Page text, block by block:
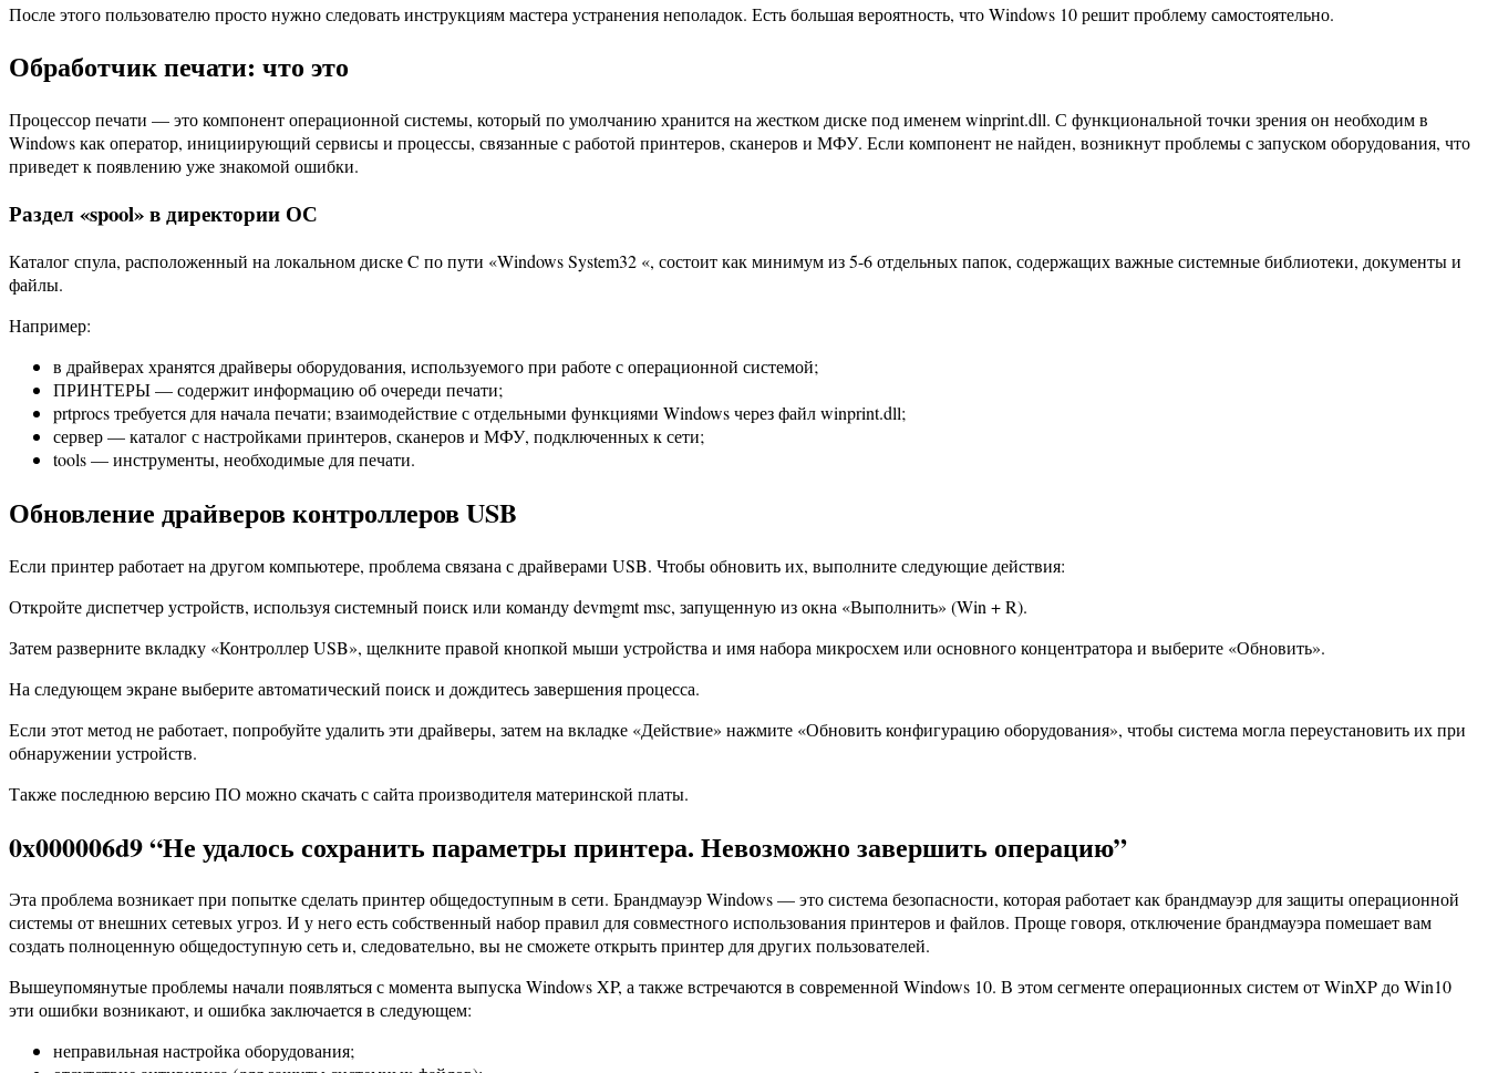
После этого пользователю просто нужно следовать инструкциям мастера устранения неполадок. Есть большая вероятность, что Windows 10 решит проблему самостоятельно.
Обработчик печати: что это
Процессор печати — это компонент операционной системы, который по умолчанию хранится на жестком диске под именем winprint.dll. С функциональной точки зрения он необходим в
Windows как оператор, инициирующий сервисы и процессы, связанные с работой принтеров, сканеров и МФУ. Если компонент не найден, возникнут проблемы с запуском оборудования, что
приведет к появлению уже знакомой ошибки.
Раздел «spool» в директории ОС
Каталог спула, расположенный на локальном диске C по пути «Windows System32 «, состоит как минимум из 5-6 отдельных папок, содержащих важные системные библиотеки, документы и
файлы.
Например:
в драйверах хранятся драйверы оборудования, используемого при работе с операционной системой;
ПРИНТЕРЫ — содержит информацию об очереди печати;
prtprocs требуется для начала печати; взаимодействие с отдельными функциями Windows через файл winprint.dll;
сервер — каталог с настройками принтеров, сканеров и МФУ, подключенных к сети;
tools — инструменты, необходимые для печати.
Обновление драйверов контроллеров USB
Если принтер работает на другом компьютере, проблема связана с драйверами USB. Чтобы обновить их, выполните следующие действия:
Откройте диспетчер устройств, используя системный поиск или команду devmgmt msc, запущенную из окна «Выполнить» (Win + R).
Затем разверните вкладку «Контроллер USB», щелкните правой кнопкой мыши устройства и имя набора микросхем или основного концентратора и выберите «Обновить».
На следующем экране выберите автоматический поиск и дождитесь завершения процесса.
Если этот метод не работает, попробуйте удалить эти драйверы, затем на вкладке «Действие» нажмите «Обновить конфигурацию оборудования», чтобы система могла переустановить их при
обнаружении устройств.
Также последнюю версию ПО можно скачать с сайта производителя материнской платы.
0x000006d9 “Не удалось сохранить параметры принтера. Невозможно завершить операцию”
Эта проблема возникает при попытке сделать принтер общедоступным в сети. Брандмауэр Windows — это система безопасности, которая работает как брандмауэр для защиты операционной
системы от внешних сетевых угроз. И у него есть собственный набор правил для совместного использования принтеров и файлов. Проще говоря, отключение брандмауэра помешает вам
создать полноценную общедоступную сеть и, следовательно, вы не сможете открыть принтер для других пользователей.
Вышеупомянутые проблемы начали появляться с момента выпуска Windows XP, а также встречаются в современной Windows 10. В этом сегменте операционных систем от WinXP до Win10
эти ошибки возникают, и ошибка заключается в следующем:
неправильная настройка оборудования;